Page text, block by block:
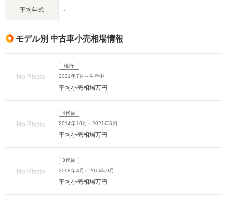
平均年式 -
モデル別 中古車小売相場情報
現行
2021年7月～生産中
平均小売相場万円
4代目
2014年10月～2021年6月
平均小売相場万円
3代目
2008年4月～2014年9月
平均小売相場万円